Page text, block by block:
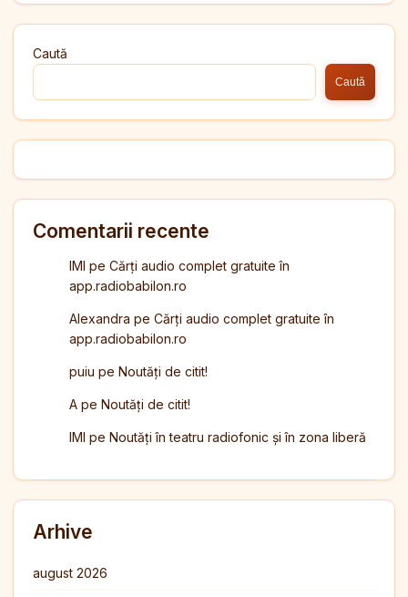
Caută
Caută
Comentarii recente
IMI pe Cărți audio complet gratuite în
app.radiobabilon.ro
Alexandra pe Cărți audio complet gratuite în
app.radiobabilon.ro
puiu pe Noutăți de citit!
A pe Noutăți de citit!
IMI pe Noutăți în teatru radiofonic și în zona liberă
Arhive
august 2026